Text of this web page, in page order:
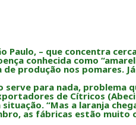
Paulo, – que concentra
conhecida como
produção nos pomares.
serve para nada,
de Cítricos
“Mas a laranja
as fábricas estão muito